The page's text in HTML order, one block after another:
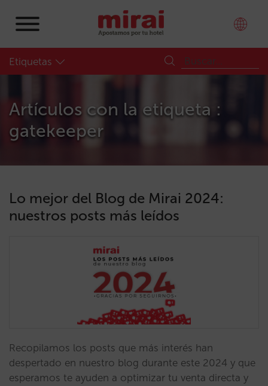
Etiquetas
Artículos con la etiqueta :
gatekeeper
Lo mejor del Blog de Mirai 2024:
nuestros posts más leídos
Recopilamos los posts que más interés han
despertado en nuestro blog durante este 2024 y que
esperamos te ayuden a optimizar tu venta directa y